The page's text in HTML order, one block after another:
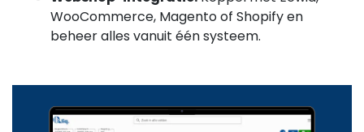
WooCommerce, Magento of Shopify en
beheer alles vanuit één systeem.